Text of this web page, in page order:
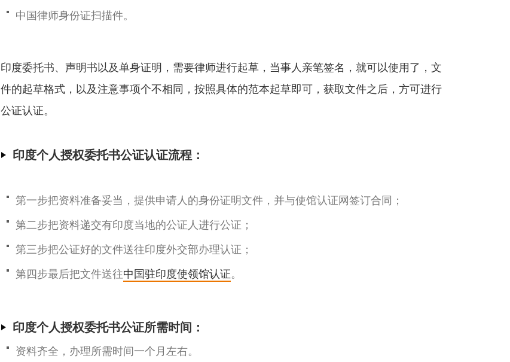
中国律师身份证扫描件。
印度委托书、声明书以及单身证明，需要律师进行起草，当事人亲笔签名，就可以使用了，文
件的起草格式，以及注意事项个不相同，按照具体的范本起草即可，获取文件之后，方可进行
公证认证。
印度个人授权委托书公证认证流程：
第一步把资料准备妥当，提供申请人的身份证明文件，并与使馆认证网签订合同；
第二步把资料递交有印度当地的公证人进行公证；
第三步把公证好的文件送往印度外交部办理认证；
第四步最后把文件送往中国驻印度使领馆认证。
印度个人授权委托书公证所需时间：
资料齐全，办理所需时间一个月左右。